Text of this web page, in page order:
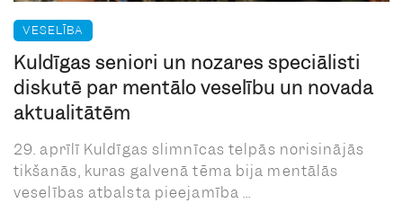
VESELĪBA
Kuldīgas seniori un nozares speciālisti
diskutē par mentālo veselību un novada
aktualitātēm
29. aprīlī Kuldīgas slimnīcas telpās norisinājās
tikšanās, kuras galvenā tēma bija mentālās
veselības atbalsta pieejamība ...